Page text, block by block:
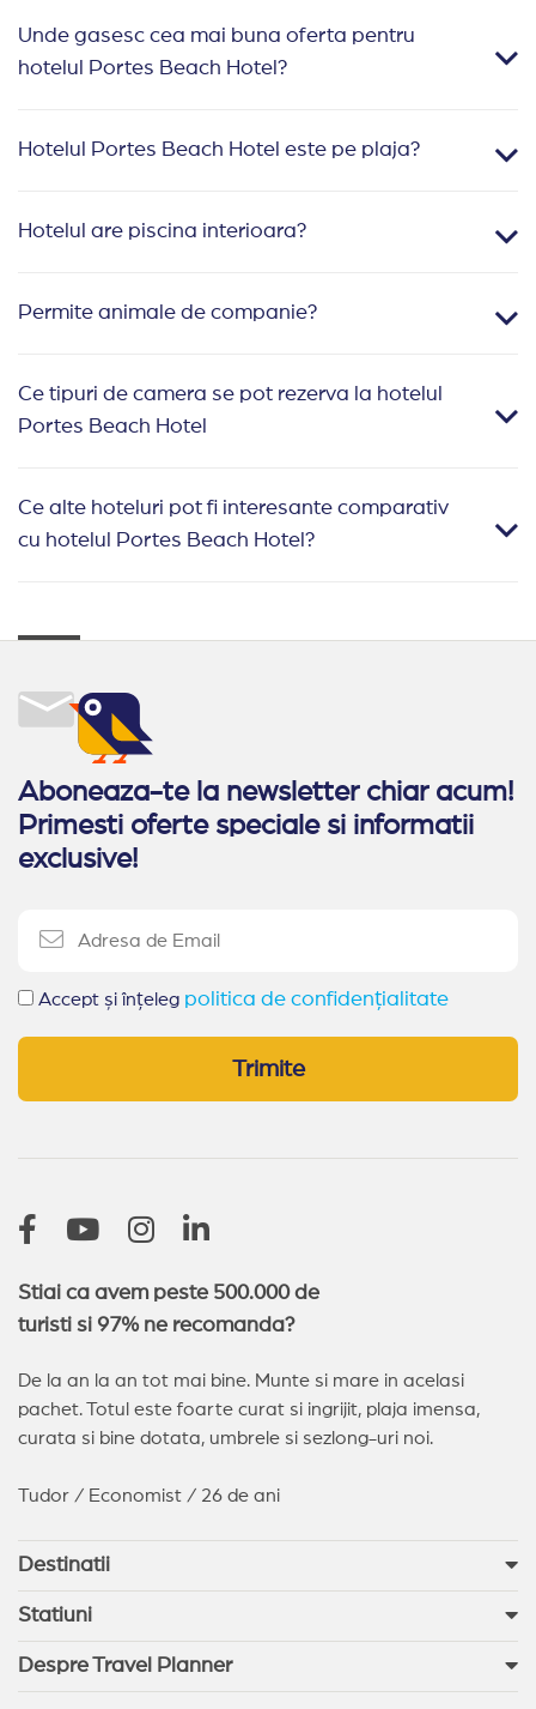
Unde gasesc cea mai buna oferta pentru
hotelul Portes Beach Hotel?
Hotelul Portes Beach Hotel este pe plaja?
Hotelul are piscina interioara?
Permite animale de companie?
Ce tipuri de camera se pot rezerva la hotelul
Portes Beach Hotel
Ce alte hoteluri pot fi interesante comparativ
cu hotelul Portes Beach Hotel?
Aboneaza-te la newsletter chiar acum!
Primesti oferte speciale si informatii
exclusive!
Accept și înțeleg politica de confidențialitate
Trimite
Stiai ca avem peste 500.000 de
turisti si 97% ne recomanda?
De la an la an tot mai bine. Munte si mare in acelasi
pachet. Totul este foarte curat si ingrijit, plaja imensa,
curata si bine dotata, umbrele si sezlong-uri noi.
Tudor / Economist / 26 de ani
Destinatii
Statiuni
Despre Travel Planner